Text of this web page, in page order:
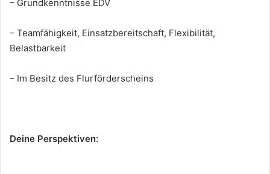
– Grundkenntnisse EDV
– Teamfähigkeit, Einsatzbereitschaft, Flexibilität,
Belastbarkeit
– Im Besitz des Flurförderscheins
Deine Perspektiven: